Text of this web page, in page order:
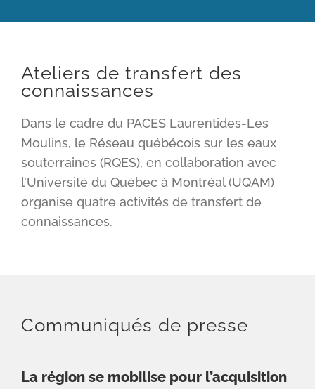
Ateliers de transfert des
connaissances
Dans le cadre du PACES Laurentides-Les
Moulins, le Réseau québécois sur les eaux
souterraines (RQES), en collaboration avec
l’Université du Québec à Montréal (UQAM)
organise quatre activités de transfert de
connaissances.
Communiqués de presse
La région se mobilise pour l’acquisition